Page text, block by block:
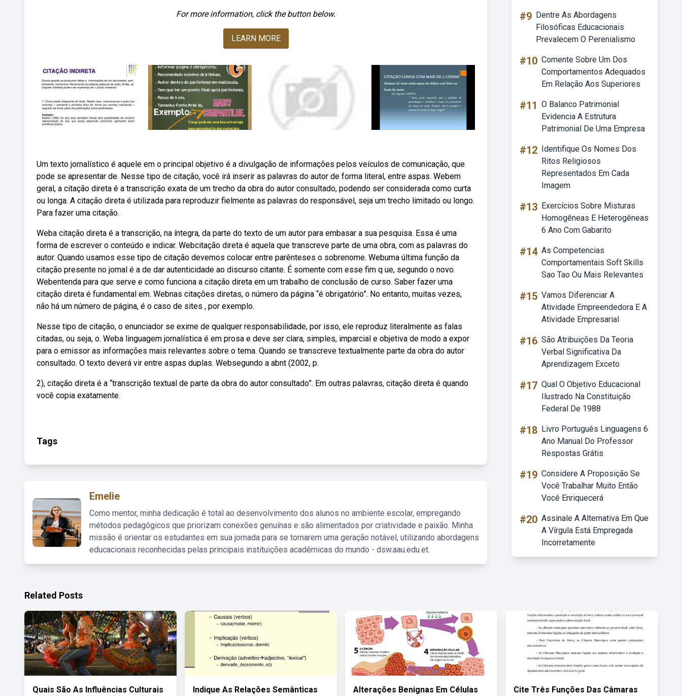
For more information, click the button below.
LEARN MORE
Um texto jornalístico é aquele em o principal objetivo é a divulgação de informações pelos veículos de comunicação, que
pode se apresentar de. Nesse tipo de citação, você irá inserir as palavras do autor de forma literal, entre aspas. Webem
geral, a citação direta é a transcrição exata de um trecho da obra do autor consultado, podendo ser considerada como curta
ou longa. A citação direta é utilizada para reproduzir fielmente as palavras do responsável, seja um trecho limitado ou longo.
Para fazer uma citação.
Weba citação direta é a transcrição, na íntegra, da parte do texto de um autor para embasar a sua pesquisa. Essa é uma
forma de escrever o conteúdo e indicar. Webcitação direta é aquela que transcreve parte de uma obra, com as palavras do
autor. Quando usamos esse tipo de citação devemos colocar entre parênteses o sobrenome. Webuma última função da
citação presente no jornal é a de dar autenticidade ao discurso citante. É somente com esse fim q ue, segundo o novo.
Webentenda para que serve e como funciona a citação direta em um trabalho de conclusão de curso. Saber fazer uma
citação direta é fundamental em. Webnas citações diretas, o número da página “é obrigatório”. No entanto, muitas vezes,
não há um número de página, é o caso de sites , por exemplo.
Nesse tipo de citação, o enunciador se exime de qualquer responsabilidade, por isso, ele reproduz literalmente as falas
citadas, ou seja, o. Weba linguagem jornalística é em prosa e deve ser clara, simples, imparcial e objetiva de modo a expor
para o emissor as informações mais relevantes sobre o tema. Quando se transcreve textualmente parte da obra do autor
consultado. O texto deverá vir entre aspas duplas. Websegundo a abnt (2002, p.
2), citação direta é a “transcrição textual de parte da obra do autor consultado”. Em outras palavras, citação direta é quando
você copia exatamente.
Tags
Emelie
Como mentor, minha dedicação é total ao desenvolvimento dos alunos no ambiente escolar, empregando
métodos pedagógicos que priorizam conexões genuínas e são alimentados por criatividade e paixão. Minha
missão é orientar os estudantes em sua jornada para se tornarem uma geração notável, utilizando abordagens
educacionais reconhecidas pelas principais instituições acadêmicas do mundo - dsw.aau.edu.et.
#9 Dentre As Abordagens
Filosóficas Educacionais
Prevalecem O Perenialismo
#10 Comente Sobre Um Dos
Comportamentos Adequados
Em Relação Aos Superiores
#11 O Balanco Patrimonial
Evidencia A Estrutura
Patrimonial De Uma Empresa
#12 Identifique Os Nomes Dos
Ritos Religiosos
Representados Em Cada
Imagem
#13 Exercícios Sobre Misturas
Homogêneas E Heterogêneas
6 Ano Com Gabarito
#14 As Competencias
Comportamentais Soft Skills
Sao Tao Ou Mais Relevantes
#15 Vamos Diferenciar A
Atividade Empreendedora E A
Atividade Empresarial
#16 São Atribuições Da Teoria
Verbal Significativa Da
Aprendizagem Exceto
#17 Qual O Objetivo Educacional
Ilustrado Na Constituição
Federal De 1988
#18 Livro Português Linguagens 6
Ano Manual Do Professor
Respostas Grátis
#19 Considere A Proposição Se
Você Trabalhar Muito Então
Você Enriquecerá
#20 Assinale A Alternativa Em Que
A Vírgula Está Empregada
Incorretamente
Related Posts
Quais São As Influências Culturais Indique As Relações Semânticas Alterações Benignas Em Células Cite Três Funções Das Câmaras